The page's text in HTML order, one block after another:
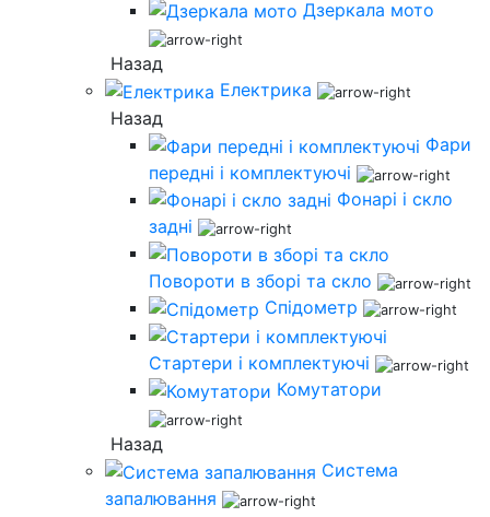
Дзеркала мото
Назад
Електрика
Назад
Фари
передні і комплектуючі
Фонарі і скло
задні
Повороти в зборі та скло
Спідометр
Стартери і комплектуючі
Комутатори
Назад
Система
запалювання